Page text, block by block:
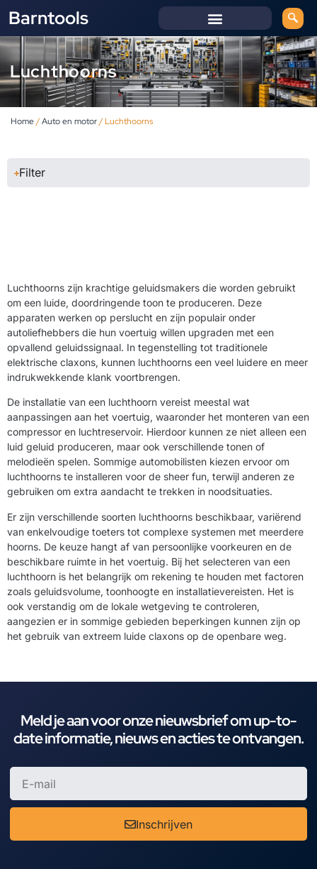
Barntools
Luchthoorns
Home/Auto en motor/ Luchthoorns
Filter
Luchthoorns zijn krachtige geluidsmakers die worden gebruikt
om een luide, doordringende toon te produceren. Deze
apparaten werken op perslucht en zijn populair onder
autoliefhebbers die hun voertuig willen upgraden met een
opvallend geluidssignaal. In tegenstelling tot traditionele
elektrische claxons, kunnen luchthoorns een veel luidere en meer
indrukwekkende klank voortbrengen.
De installatie van een luchthoorn vereist meestal wat
aanpassingen aan het voertuig, waaronder het monteren van een
compressor en luchtreservoir. Hierdoor kunnen ze niet alleen een
luid geluid produceren, maar ook verschillende tonen of
melodieën spelen. Sommige automobilisten kiezen ervoor om
luchthoorns te installeren voor de sheer fun, terwijl anderen ze
gebruiken om extra aandacht te trekken in noodsituaties.
Er zijn verschillende soorten luchthoorns beschikbaar, variërend
van enkelvoudige toeters tot complexe systemen met meerdere
hoorns. De keuze hangt af van persoonlijke voorkeuren en de
beschikbare ruimte in het voertuig. Bij het selecteren van een
luchthoorn is het belangrijk om rekening te houden met factoren
zoals geluidsvolume, toonhoogte en installatievereisten. Het is
ook verstandig om de lokale wetgeving te controleren,
aangezien er in sommige gebieden beperkingen kunnen zijn op
het gebruik van extreem luide claxons op de openbare weg.
Meld je aan voor onze nieuwsbrief om up-to-
date informatie, nieuws en acties te ontvangen.
Inschrijven